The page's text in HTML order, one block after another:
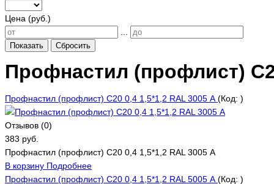
Цена (руб.)
Показать Сбросить
Профнастил (профлист)
Профнастил (профлист) С20 0,4 1,5*1,2 RAL 3005 А (Код: )
Отзывов (0)
383 руб.
Профнастил (профлист) С20 0,4 1,5*1,2 RAL 3005 А
В корзину Подробнее
Профнастил (профлист) С20 0,4 1,5*1,2 RAL 5005 А (Код: )